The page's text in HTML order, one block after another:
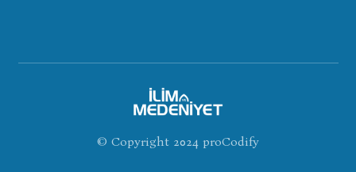
© Copyright 2024 proCodify